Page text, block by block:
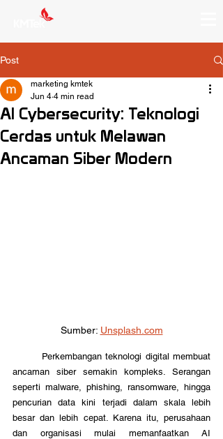
Post
AI Cybersecurity: Teknologi
Cerdas untuk Melawan
Ancaman Siber Modern
marketing kmtek
Jun 4 4 min read
Sumber: Unsplash.com
ancaman siber semakin kompleks. Serangan
seperti malware, phishing, ransomware, hingga
pencurian data kini terjadi dalam skala lebih
besar dan lebih cepat. Karena itu, perusahaan
dan organisasi mulai memanfaatkan AI